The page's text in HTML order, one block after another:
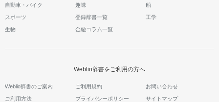
自動車・バイク 趣味 船
スポーツ 登録辞書一覧 工学
生物 金融コラム一覧
Weblio辞書をご利用の方へ
Weblio辞書のご案内 ご利用規約 お問い合わせ
ご利用方法 プライバシーポリシー サイトマップ